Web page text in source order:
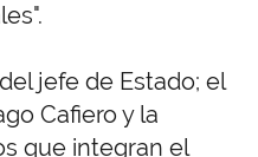
jefe de Estado; el
Cafiero y la
que integran el